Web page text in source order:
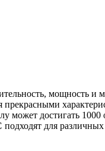
мощность
прекрасными
может достигать
подходят для